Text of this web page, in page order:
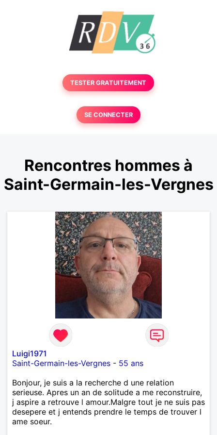
TESTER GRATUITEMENT
SE CONNECTER
Rencontres hommes à
Saint-Germain-les-Vergnes
Luigi1971
Saint-Germain-les-Vergnes - 55 ans
Bonjour, je suis a la recherche d une relation
serieuse. Apres un an de solitude a me reconstruire,
j aspire a retrouve l amour.Malgre tout je ne suis pas
desepere et j entends prendre le temps de trouver l
ame soeur.